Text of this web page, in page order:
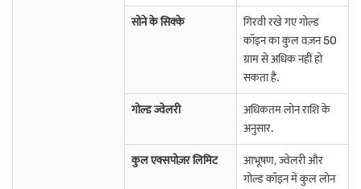
अगर आप मयिलाडुतुरै में रहते हैं, तो आपको पहले से ही पता होता है कि सोना एक
निवेश से अधिक है. यह आपकी परंपराओं का हिस्सा है. आप फिर भी फिज़िकल गोल्ड
जैसे आभूषण खरीद सकते हैं, विशेष रूप से शादी और त्योहारों के दौरान.
अगर आप सुविधा पसंद करते हैं, तो आप डिजिटल गोल्ड चुन सकते हैं. यह आपको छोटी
राशि निवेश करने की अनुमति देता है, और गोल्ड को बीमित वॉल्ट में सुरक्षित रूप से स्टोर
किया जाता है. आप गोल्ड ETF पर भी विचार कर सकते हैं, जिसे आप स्टॉक मार्केट या
भारत सरकार द्वारा जारी सॉवरेन गोल्ड बॉन्ड के माध्यम से ट्रेड कर सकते हैं, जो कीमत में
वृद्धि के साथ ब्याज प्रदान करते हैं.
अगर आप प्रोफेशनल मैनेजमेंट चाहते हैं, तो गोल्ड म्यूचुअल फंड एक और विकल्प है.
सोने के सिक्के
गिरवी रखे गए गोल्ड
कॉइन का कुल वज़न 50
ग्राम से अधिक नहीं हो
सकता है.
गोल्ड ज्वेलरी
अधिकतम लोन राशि के
अनुसार.
कुल एक्सपोज़र लिमिट
आभूषण, ज्वेलरी और
गोल्ड कॉइन में कुल लोन